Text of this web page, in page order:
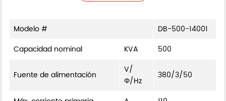
Modelo #
DB-500-14001
Capacidad nominal
KVA 500
Fuente de alimentación
V/
Φ/Hz
380/3/50